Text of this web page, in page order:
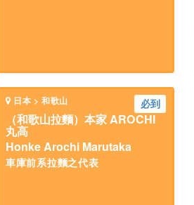
必到
日本 > 和歌山
（和歌山拉麵）本家 AROCHI
丸高
Honke Arochi Marutaka
車庫前系拉麵之代表